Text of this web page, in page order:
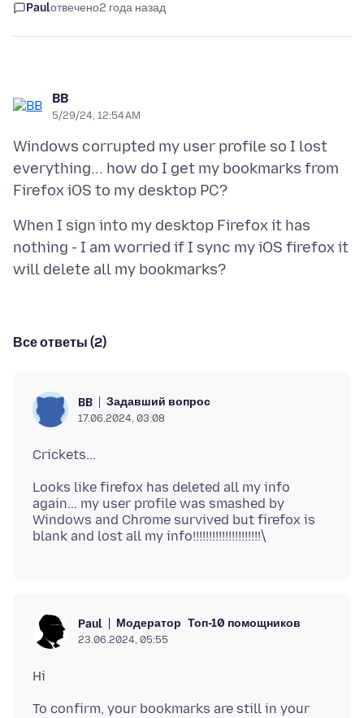
Paulотвечено2 года назад
BB
5/29/24, 12:54 AM
Windows corrupted my user profile so I lost
everything... how do I get my bookmarks from
When I sign into my desktop Firefox it has
nothing - I am worried if I sync my iOS firefox it
Все ответы (2)
BB Задавший вопрос
17.06.2024, 03:08
Looks like firefox has deleted all my info
again... my user profile was smashed by
Windows and Chrome survived but firefox is
Paul Модератор Топ-10 помощников
23.06.2024, 05:55
To confirm, your bookmarks are still in your